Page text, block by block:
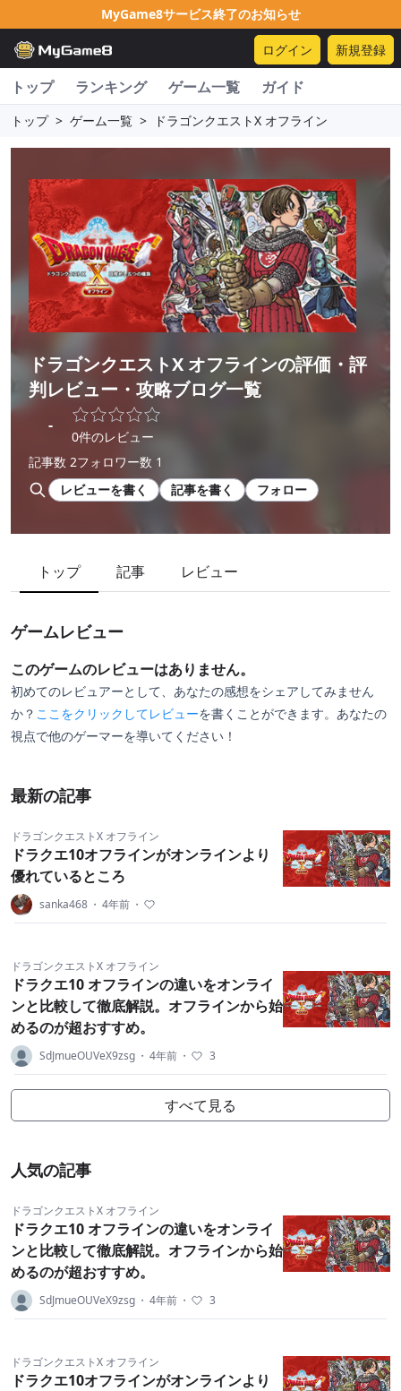
MyGame8サービス終了のお知らせ
ログイン 新規登録
トップ ランキング ゲーム一覧 ガイド
トップ > ゲーム一覧 > ドラゴンクエストX オフライン
ドラゴンクエストX オフラインの評価・評
判レビュー・攻略ブログ一覧
-
0件のレビュー
記事数 2フォロワー数 1
レビューを書く
記事を書く フォロー
トップ 記事 レビュー
ゲームレビュー
このゲームのレビューはありません。
初めてのレビュアーとして、あなたの感想をシェアしてみません
か？ ここをクリックしてレビューを書くことができます。あなたの
視点で他のゲーマーを導いてください！
最新の記事
ドラゴンクエストX オフライン
ドラクエ10オフラインがオンラインより
優れているところ
sanka468 ・ 4年前 ・
ドラゴンクエストX オフライン
ドラクエ10 オフラインの違いをオンライ
ンと比較して徹底解説。オフラインから始
めるのが超おすすめ。
SdJmueOUVeX9zsg ・ 4年前 ・ 3
すべて見る
人気の記事
ドラゴンクエストX オフライン
ドラクエ10 オフラインの違いをオンライ
ンと比較して徹底解説。オフラインから始
めるのが超おすすめ。
SdJmueOUVeX9zsg ・ 4年前 ・ 3
ドラゴンクエストX オフライン
ドラクエ10オフラインがオンラインより